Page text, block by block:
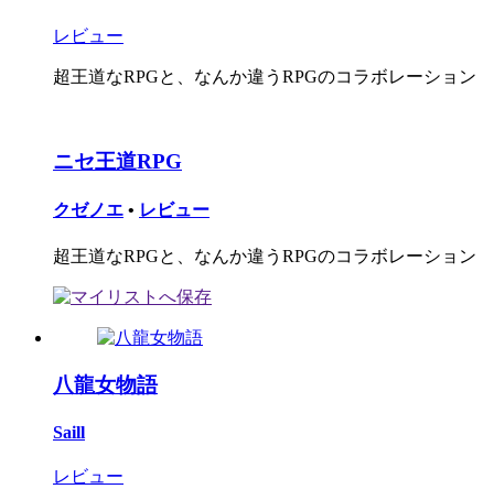
レビュー
超王道なRPGと、なんか違うRPGのコラボレーション
ニセ王道RPG
クゼノエ • レビュー
超王道なRPGと、なんか違うRPGのコラボレーション
八龍女物語
Saill
レビュー